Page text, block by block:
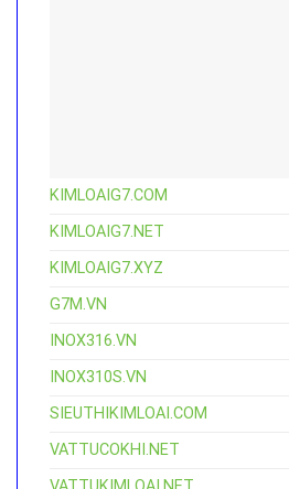
KIMLOAIG7.COM
KIMLOAIG7.NET
KIMLOAIG7.XYZ
G7M.VN
INOX316.VN
INOX310S.VN
SIEUTHIKIMLOAI.COM
VATTUCOKHI.NET